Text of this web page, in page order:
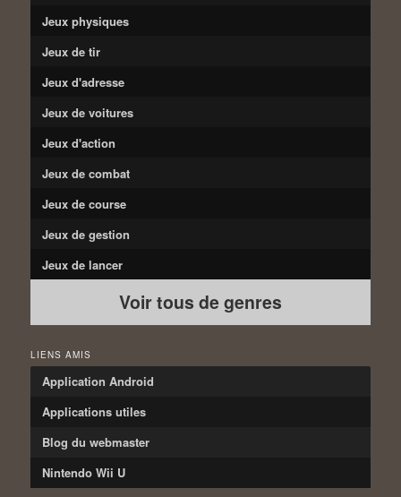
Jeux physiques
Jeux de tir
Jeux d'adresse
Jeux de voitures
Jeux d'action
Jeux de combat
Jeux de course
Jeux de gestion
Jeux de lancer
Voir tous de genres
LIENS AMIS
Application Android
Applications utiles
Blog du webmaster
Nintendo Wii U